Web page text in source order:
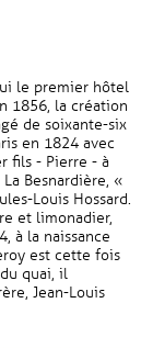
le premier hôtel
1856, la création
de soixante-six
en 1824 avec
fils - Pierre - à
Besnardière, «
Louis Hossard.
et limonadier,
à la naissance
est cette fois
quai, il
Jean-Louis